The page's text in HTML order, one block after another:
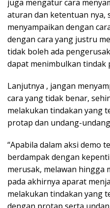
juga mengatur cara
aturan dan ketentuan nya,
menyampaikan dengan
dengan cara yang justru
tidak boleh ada
dapat menimbulkan tindak
Lanjutnya , jangan
cara yang tidak benar,
melakukan tindakan yang
protap dan undang-
“Apabila dalam aksi demo
berdampak dengan
merusak, melawan hingga
pada akhirnya aparat
melakukan tindakan yang